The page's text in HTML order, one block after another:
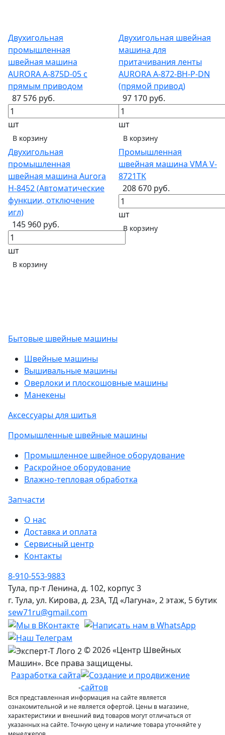
Двухигольная
промышленная
швейная машина
AURORA A-875D-05 с
прямым приводом
87 576 руб.
шт
В корзину
Двухигольная швейная
машина для
притачивания ленты
AURORA A-872-BH-P-DN
(прямой привод)
97 170 руб.
шт
В корзину
Двухигольная
промышленная
швейная машина Aurora
H-8452 (Автоматические
функции, отключение
игл)
145 960 руб.
шт
В корзину
Промышленная
швейная машина VMA V-
8721TK
208 670 руб.
шт
В корзину
Бытовые швейные машины
Швейные машины
Вышивальные машины
Оверлоки и плоскошовные машины
Манекены
Аксессуары для шитья
Промышленные швейные машины
Промышленное швейное оборудование
Раскройное оборудование
Влажно-тепловая обработка
Запчасти
О нас
Доставка и оплата
Сервисный центр
Контакты
8-910-553-9883
Тула, пр-т Ленина, д. 102, корпус 3
г. Тула, ул. Кирова, д. 23А, ТД «Лагуна», 2 этаж, 5 бутик
sew71ru@gmail.com
© 2026 «Центр Швейных
Машин». Все права защищены.
Разработка сайта
-
Вся представленная информация на сайте является
ознакомительной и не является офертой. Цены в магазине,
характеристики и внешний вид товаров могут отличаться от
указанных на сайте. Точную цену и наличие товара уточняйте у